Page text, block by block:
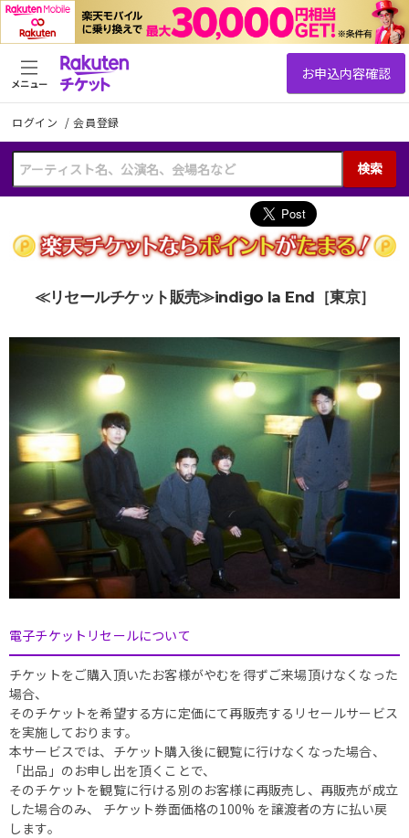
ログイン /会員登録
検索
メニュー
≪リセールチケット販売≫indigo la End［東京］
電子チケットリセールについて
チケットをご購入頂いたお客様がやむを得ずご来場頂けなくなった
場合、
そのチケットを希望する方に定価にて再販売するリセールサービス
を実施しております。
本サービスでは、チケット購入後に観覧に行けなくなった場合、
「出品」のお申し出を頂くことで、
そのチケットを観覧に行ける別のお客様に再販売し、再販売が成立
した場合のみ、 チケット券面価格の100% を譲渡者の方に払い戻
します。